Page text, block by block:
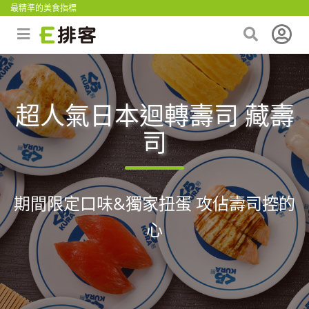
最精準的美食指標
超人氣日本迴轉壽司 藏壽
司
期間限定口味&獨家扭蛋 攻佔壽司控的
心